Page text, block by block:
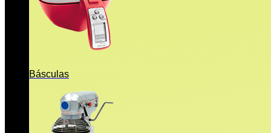
Básculas